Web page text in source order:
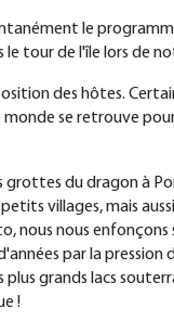
le
tour de l'île lors de
des hôtes.
se retrouve
du dragon à
villages, mais
nous nous
par la pression
grands lacs
!